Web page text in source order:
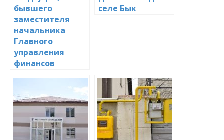
бывшего
заместителя
начальника
Главного
управления
финансов
селе Бык